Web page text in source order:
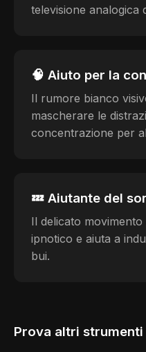
televisione analogica
🧠 Aiuto per la
Il rumore bianco
mascherare le
concentrazione per
💤 Aiutante del
Il delicato
ipnotico e aiuta a
bui.
Prova altri